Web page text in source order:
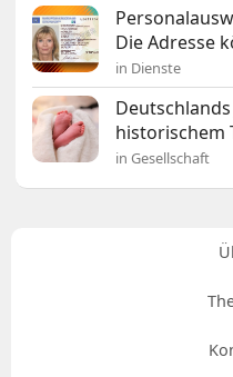
Die Adresse
in Dienste
historischem
in Gesellschaft